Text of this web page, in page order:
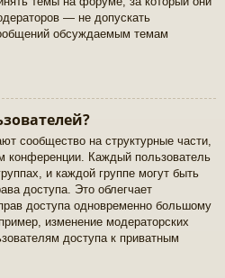
— не допускать
обсуждаемым темам
сообщество на структурные части,
конференции. Каждый пользователь
и каждой группе могут быть
доступа. Это облегчает
доступа одновременно большому
изменение модераторских
доступа к приватным